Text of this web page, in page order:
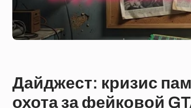
Дайджест: кризис
охота за фейковой